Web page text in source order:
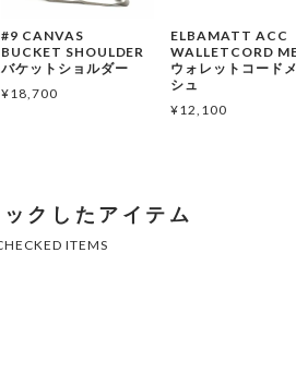
#9 CANVAS
BUCKET SHOULDER
バケットショルダー
¥18,700
ELBAMATT ACC
WALLETCORD
ウォレットコード
シュ
¥12,100